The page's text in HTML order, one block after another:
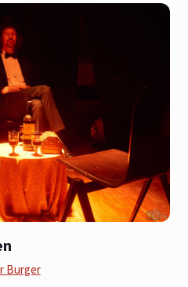
Burger